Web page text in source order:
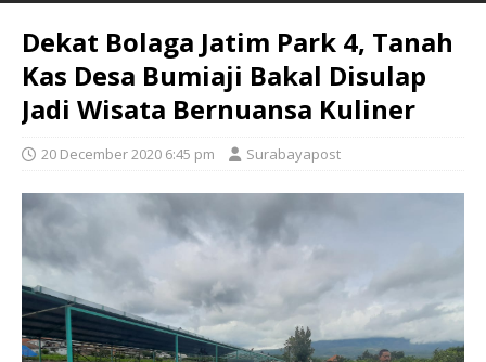
Dekat Bolaga Jatim Park 4, Tanah
Kas Desa Bumiaji Bakal Disulap
Jadi Wisata Bernuansa Kuliner
20 December 2020 6:45 pm Surabayapost